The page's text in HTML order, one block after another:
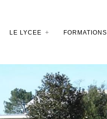
LE LYCEE FORMATIONS